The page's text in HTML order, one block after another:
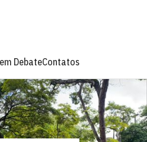
DebateContatos